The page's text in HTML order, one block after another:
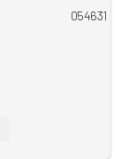
054631